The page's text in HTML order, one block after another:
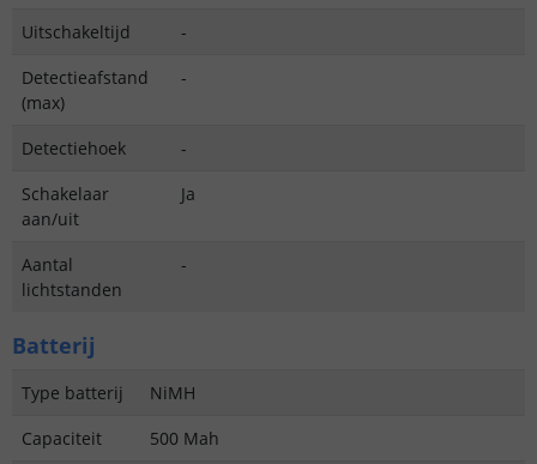
Uitschakeltijd
-
Detectieafstand
(max)
-
Detectiehoek
-
Schakelaar
aan/uit
Ja
Aantal
lichtstanden
-
Batterij
Type batterij
NiMH
Capaciteit
500 Mah